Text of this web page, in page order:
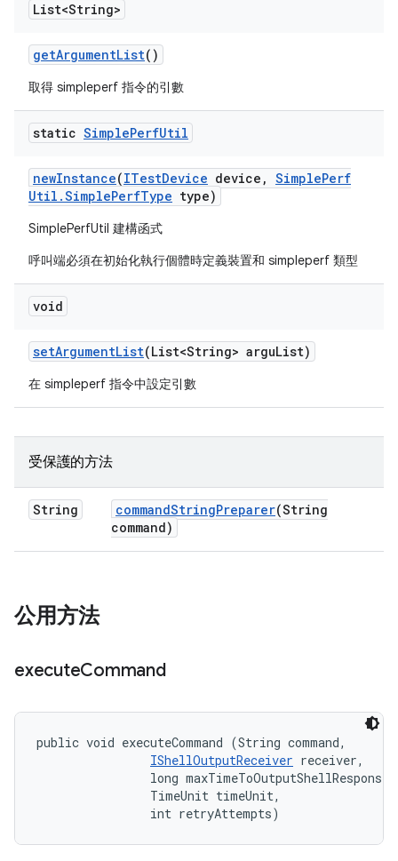
List<String>
getArgumentList()
取得 simpleperf 指令的引數
static SimplePerfUtil
newInstance(ITestDevice device , SimplePerf
Util .SimplePerfType type)
SimplePerfUtil 建構函式
呼叫端必須在初始化執行個體時定義裝置和 simpleperf 類型
void
setArgumentList(List<String> arguList)
在 simpleperf 指令中設定引數
受保護的方法
String commandStringPreparer(String
command)
公用方法
executeCommand
public void executeCommand (String command,
IShellOutputReceiver receiver,
long
                TimeUnit timeUnit,
                int retryAttempts)